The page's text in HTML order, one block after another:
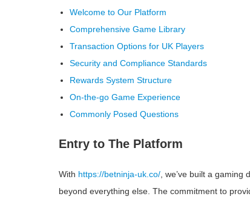
Welcome to Our Platform
Comprehensive Game Library
Transaction Options for UK Players
Security and Compliance Standards
Rewards System Structure
On-the-go Game Experience
Commonly Posed Questions
Entry to The Platform
With https://betninja-uk.co/ , we’ve built a
beyond everything else. The commitment to